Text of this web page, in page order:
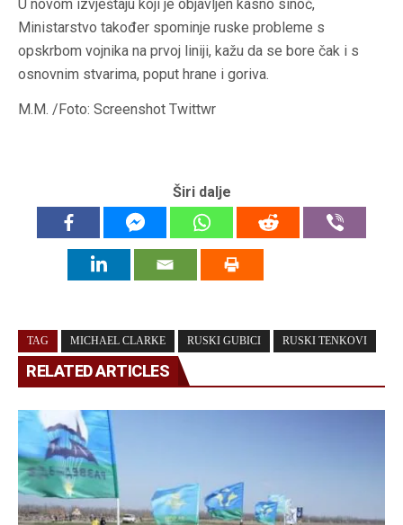
U novom izvještaju koji je objavljen kasno sinoć,
Ministarstvo također spominje ruske probleme s
opskrbom vojnika na prvoj liniji, kažu da se bore čak i s
osnovnim stvarima, poput hrane i goriva.
M.M. /Foto: Screenshot Twittwr
Širi dalje
TAG MICHAEL CLARKE RUSKI GUBICI RUSKI TENKOVI
RELATED ARTICLES